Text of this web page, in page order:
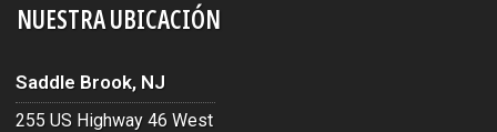
NUESTRA UBICACIÓN
Saddle Brook, NJ
255 US Highway 46 West